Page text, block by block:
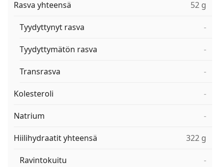
Rasva yhteensä 52 g
Tyydyttynyt rasva -
Tyydyttymätön rasva -
Transrasva -
Kolesteroli -
Natrium -
Hiilihydraatit yhteensä 322 g
Ravintokuitu -